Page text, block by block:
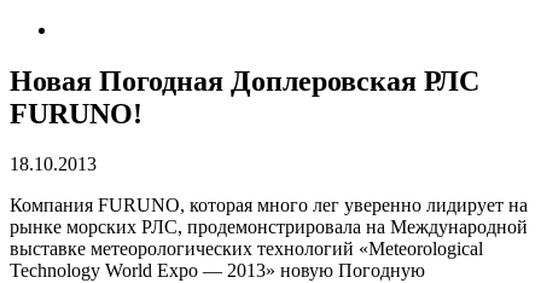
Новая Погодная Доплеровская РЛС
FURUNO!
18.10.2013
Компания FURUNO, которая много лег уверенно лидирует на
рынке морских РЛС, продемонстрировала на Международной
выставке метеорологических технологий «Meteorological
Technology World Expo — 2013» новую Погодную